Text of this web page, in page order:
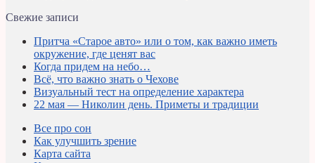
Свежие записи
Притча «Старое авто» или о том, как важно иметь
окружение, где ценят вас
Когда придем на небо…
Всё, что важно знать о Чехове
Визуальный тест на определение характера
22 мая — Николин день. Приметы и традиции
Все про сон
Как улучшить зрение
Карта сайта